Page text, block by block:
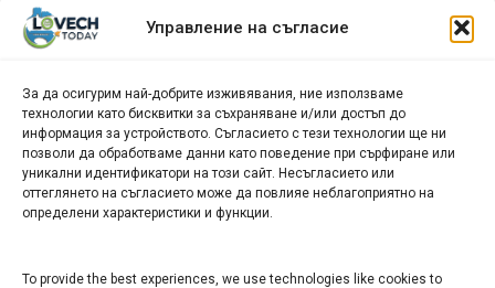
Управление на съгласие
За да осигурим най-добрите изживявания, ние използваме
технологии като бисквитки за съхраняване и/или достъп до
информация за устройството. Съгласието с тези технологии ще ни
позволи да обработваме данни като поведение при сърфиране или
уникални идентификатори на този сайт. Несъгласието или
оттеглянето на съгласието може да повлияе неблагоприятно на
определени характеристики и функции.
To provide the best experiences, we use technologies like cookies to
Архив
новини
БИЗНЕС
Арт галерия "Мостове" – магазин за изкуство
СЕВЕРОЗАПАДА ИНФОРМАЦИОНЕН БИЗНЕС
ТУРИСТИЧЕСКИ КЛЪСТЕР
ИНСТИТУЦИИ В ЛОВЕЧ